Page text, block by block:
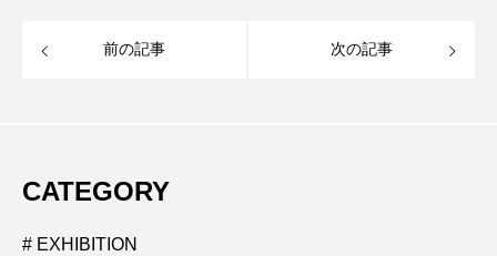
前の記事 次の記事
CATEGORY
# EXHIBITION